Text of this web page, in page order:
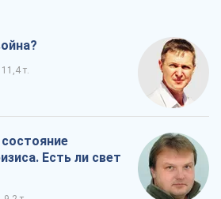
11,4 т.
Есть ли свет